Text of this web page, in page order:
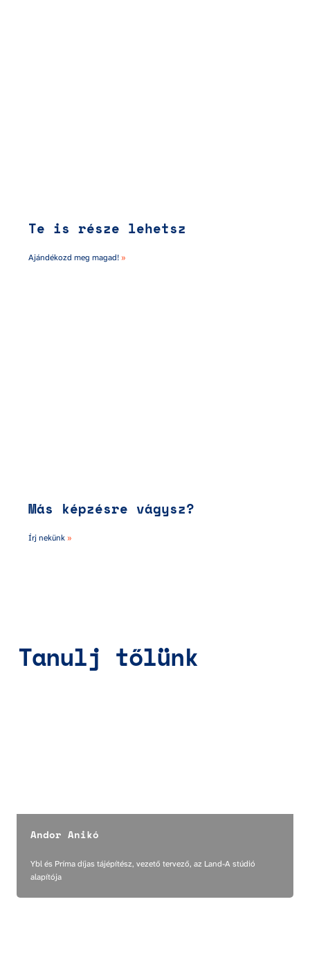
Te is része lehetsz
Ajándékozd meg magad! »
Más képzésre vágysz?
Írj nekünk »
Tanulj tőlünk
Andor Anikó
Ybl és Príma díjas tájépítész, vezető tervező, az Land-A stúdió
alapítója